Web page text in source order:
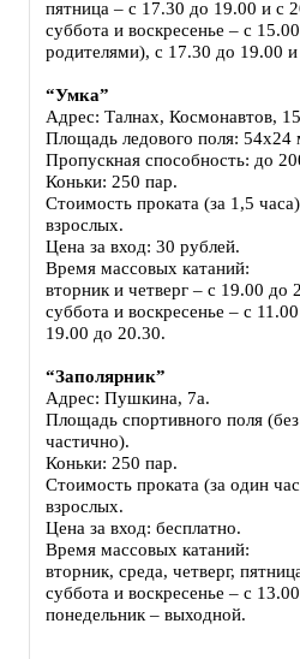
пятница – с 17.30 до 19.00 и с
суббота и воскресенье – с
родителями), с 17.30 до 19.00
“Умка”
Адрес: Талнах, Космонавтов,
Площадь ледового поля:
Пропускная способность: до
Коньки: 250 пар.
Стоимость проката (за 1,5
взрослых.
Цена за вход: 30 рублей.
Время массовых катаний:
вторник и четверг – с 19.00 до
суббота и воскресенье – с
19.00 до 20.30.
“Заполярник”
Адрес: Пушкина, 7а.
Площадь спортивного поля
частично).
Коньки: 250 пар.
Стоимость проката (за один
взрослых.
Цена за вход: бесплатно.
Время массовых катаний:
вторник, среда, четверг,
суббота и воскресенье – с
понедельник – выходной.